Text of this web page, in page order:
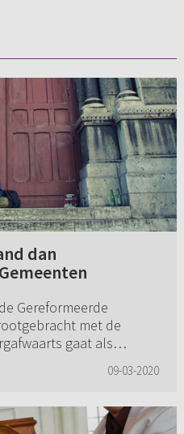
dan
Gereformeerde
met de
gaat als
andere ...
09-03-2020